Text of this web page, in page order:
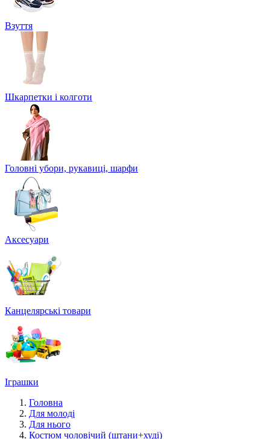
Взуття
Шкарпетки і колготи
Головні убори, рукавиці, шарфи
Аксесуари
Канцелярські товари
Іграшки
Головна
Для молоді
Для нього
Костюм чоловічий (штани+худі)